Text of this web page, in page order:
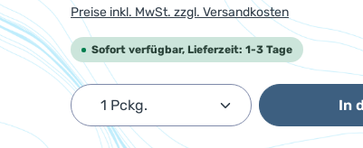
Preise inkl. MwSt. zzgl. Versandkosten
Sofort verfügbar, Lieferzeit: 1-3 Tage
Produkt Anzahl: Gib den In